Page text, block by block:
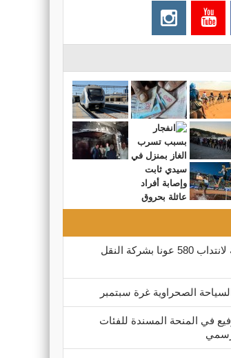
مناظرة خارجية لانتداب 580 عونا بشركة النقل
الصحراوية غرة سبتمبر
في المنحة المسندة للفئات